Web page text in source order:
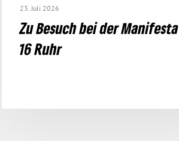
23. Juli 2026
Zu Besuch bei der Mani­festa
16 Ruhr